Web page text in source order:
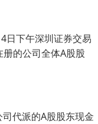
日下午深圳证券交易
的公司全体A股股
代派的A股股东现金